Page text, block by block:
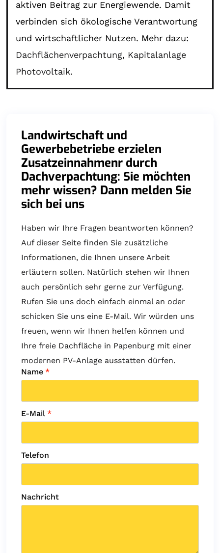
aktiven Beitrag zur Energiewende. Damit
verbinden sich ökologische Verantwortung
und wirtschaftlicher Nutzen. Mehr dazu:
Dachflächenverpachtung, Kapitalanlage
Photovoltaik.
Landwirtschaft und
Gewerbebetriebe erzielen
Zusatzeinnahmenr durch
Dachverpachtung: Sie möchten
mehr wissen? Dann melden Sie
sich bei uns
Haben wir Ihre Fragen beantworten können?
Auf dieser Seite finden Sie zusätzliche
Informationen, die Ihnen unsere Arbeit
erläutern sollen. Natürlich stehen wir Ihnen
auch persönlich sehr gerne zur Verfügung.
Rufen Sie uns doch einfach einmal an oder
schicken Sie uns eine E-Mail. Wir würden uns
freuen, wenn wir Ihnen helfen können und
Ihre freie Dachfläche in Papenburg mit einer
modernen PV-Anlage ausstatten dürfen.
Name *
E-Mail *
Telefon
Nachricht